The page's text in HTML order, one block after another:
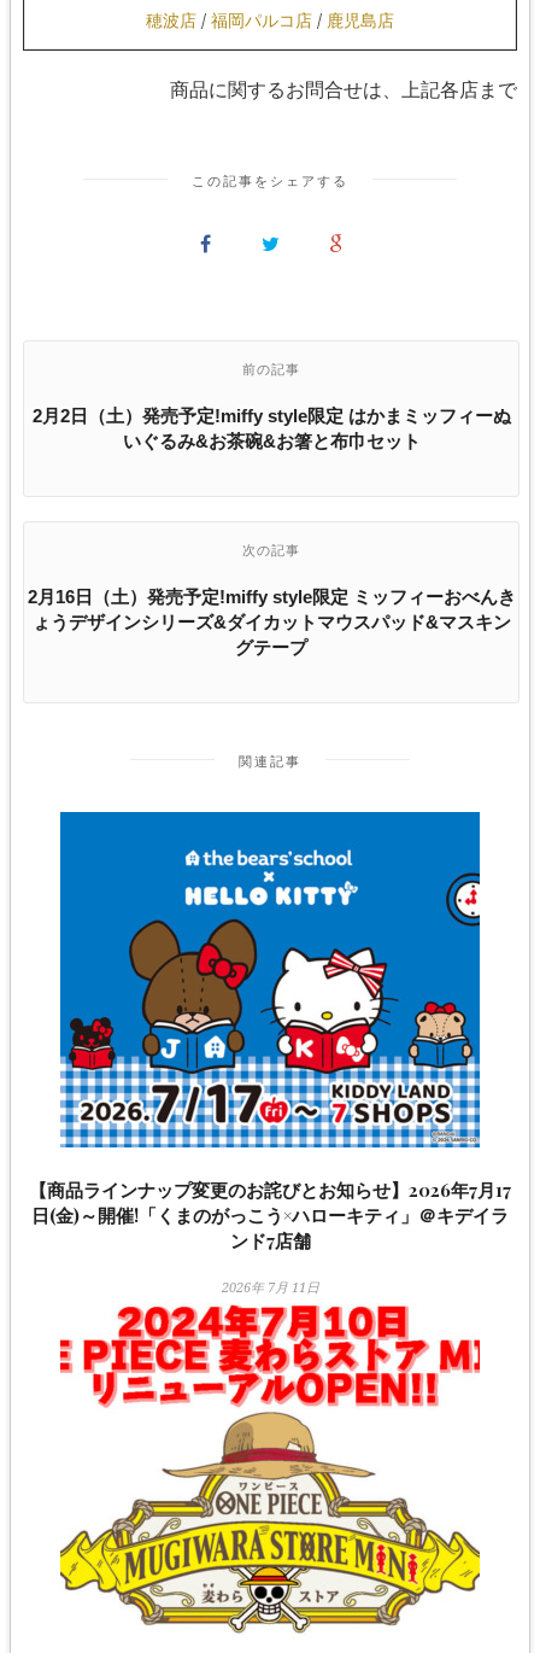
穂波店 / 福岡パルコ店 / 鹿児島店
商品に関するお問合せは、上記各店まで
この記事をシェアする
前の記事
2月2日（土）発売予定!miffy style限定 はかまミッフィーぬ
いぐるみ&お茶碗&お箸と布巾セット
次の記事
2月16日（土）発売予定!miffy style限定 ミッフィーおべんき
ょうデザインシリーズ&ダイカットマウスパッド&マスキン
グテープ
関連記事
【商品ラインナップ変更のお詫びとお知らせ】2026年7月17
日(金)～開催!「くまのがっこう×ハローキティ」＠キデイラ
ンド7店舗
2026年 7月 11日